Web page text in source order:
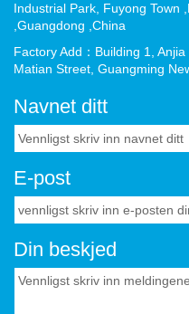
Industrial Park, Fuyong Town
,Guangdong ,China
Factory Add：Building 1,
Matian Street, Guangming
Navnet ditt
E-post
Din beskjed